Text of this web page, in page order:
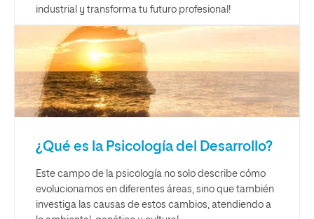
industrial y transforma tu futuro profesional!
¿Qué es la Psicología del Desarrollo?
Este campo de la psicología no solo describe cómo
evolucionamos en diferentes áreas, sino que también
investiga las causas de estos cambios, atendiendo a